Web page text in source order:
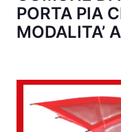
PORTA PIA
MODALITA’